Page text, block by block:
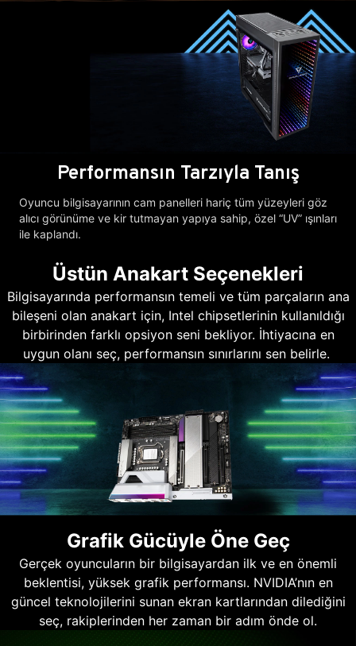
Performansın Tarzıyla Tanış
Oyuncu bilgisayarının cam panelleri hariç tüm yüzeyleri göz
alıcı görünüme ve kir tutmayan yapıya sahip, özel “UV” ışınları
ile kaplandı.
Üstün Anakart Seçenekleri
Bilgisayarında performansın temeli ve tüm parçaların ana
bileşeni olan anakart için, Intel chipsetlerinin kullanıldığı
birbirinden farklı opsiyon seni bekliyor. İhtiyacına en
uygun olanı seç, performansın sınırlarını sen belirle.
Grafik Gücüyle Öne Geç
Gerçek oyuncuların bir bilgisayardan ilk ve en önemli
beklentisi, yüksek grafik performansı. NVIDIA’nın en
güncel teknolojilerini sunan ekran kartlarından dilediğini
seç, rakiplerinden her zaman bir adım önde ol.